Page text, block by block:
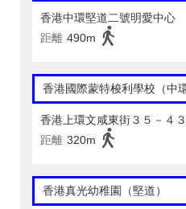
香港中環堅道二號明愛中心
距離 490m
香港國際蒙特梭利學校（中環
香港上環文咸東街３５－４
距離 320m
香港真光幼稚園（堅道）